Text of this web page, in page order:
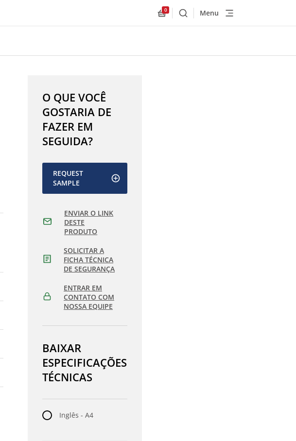
Allnex.GeneralResources.Cart
0
BuscarMenu
O QUE VOCÊ
GOSTARIA DE
FAZER EM
SEGUIDA?
REQUEST
SAMPLE
ENVIAR O LINK
DESTE
PRODUTO
SOLICITAR A
FICHA TÉCNICA
DE SEGURANÇA
ENTRAR EM
CONTATO COM
NOSSA EQUIPE
BAIXAR
ESPECIFICAÇÕES
TÉCNICAS
Inglês - A4